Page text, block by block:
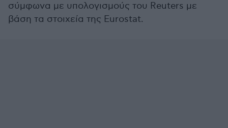
σύμφωνα με υπολογισμούς του Reuters με
βάση τα στοιχεία της Eurostat.